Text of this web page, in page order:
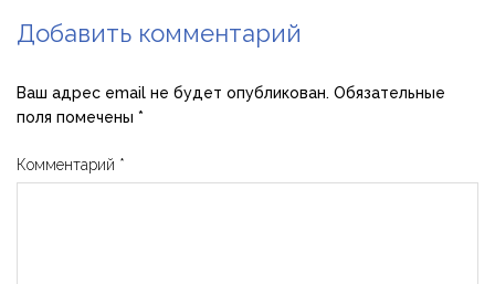
Добавить комментарий
Ваш адрес email не будет опубликован. Обязательные
поля помечены *
Комментарий *